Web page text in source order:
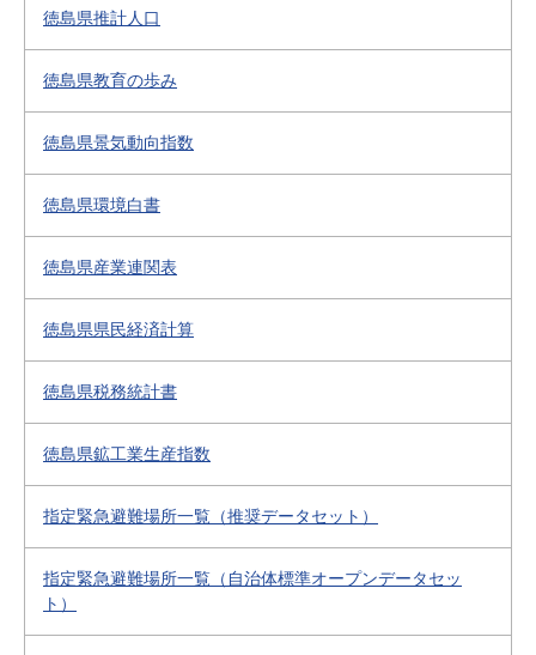
徳島県推計人口
徳島県教育の歩み
徳島県景気動向指数
徳島県環境白書
徳島県産業連関表
徳島県県民経済計算
徳島県税務統計書
徳島県鉱工業生産指数
指定緊急避難場所一覧（推奨データセット）
指定緊急避難場所一覧（自治体標準オープンデータセッ
ト）